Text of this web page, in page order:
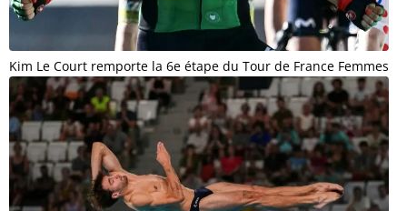
Kim Le Court remporte la 6e étape du Tour de France Femmes